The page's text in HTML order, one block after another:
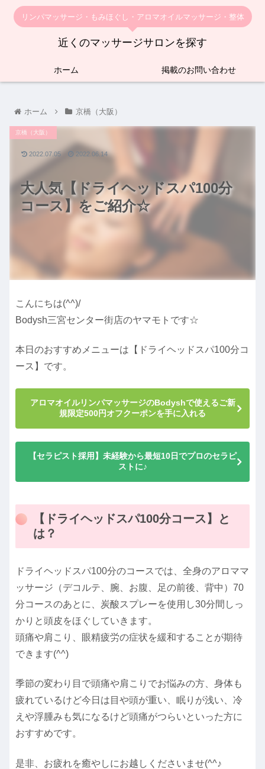
リンパマッサージ・もみほぐし・アロマオイルマッサージ・整体
近くのマッサージサロンを探す
ホーム 掲載のお問い合わせ
ホーム 京橋（大阪）
大人気【ドライヘッドスパ100分
コース】をご紹介☆
京橋（大阪）
2022.07.05 2022.06.14
こんにちは(^^)/
Bodysh三宮センター街店のヤマモトです☆
本日のおすすめメニューは【ドライヘッドスパ100分コ
ース】です。
アロマオイルリンパマッサージのBodyshで使えるご新
規限定500円オフクーポンを手に入れる
【セラピスト採用】未経験から最短10日でプロのセラピ
ストに♪
【ドライヘッドスパ100分コース】と
は？
ドライヘッドスパ100分のコースでは、全身のアロママ
ッサージ（デコルテ、腕、お腹、足の前後、背中）70
分コースのあとに、炭酸スプレーを使用し30分間しっ
かりと頭皮をほぐしていきます。
頭痛や肩こり、眼精疲労の症状を緩和することが期待
できます(^^)
季節の変わり目で頭痛や肩こりでお悩みの方、身体も
疲れているけど今日は目や頭が重い、眠りが浅い、冷
えや浮腫みも気になるけど頭痛がつらいといった方に
おすすめです。
是非、お疲れを癒やしにお越しくださいませ(^^♪